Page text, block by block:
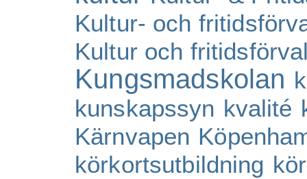
Kultur- och
Kultur och
Kungsmadskolan
kunskapssyn kvalité
Kärnvapen
körkortsutbildning